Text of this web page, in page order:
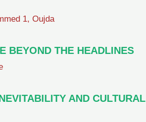
1, Oujda
BEYOND THE HEADLINES
AND CULTURAL